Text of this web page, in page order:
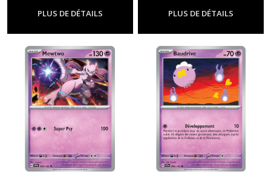
PLUS DE DÉTAILS PLUS DE DÉTAILS